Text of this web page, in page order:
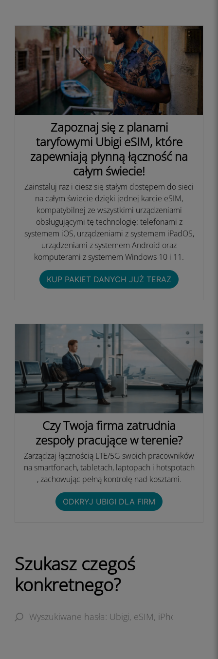
Zapoznaj się z planami
taryfowymi Ubigi eSIM, które
zapewniają płynną łączność na
całym świecie!
Zainstaluj raz i ciesz się stałym dostępem do sieci
na całym świecie dzięki jednej karcie eSIM,
kompatybilnej ze wszystkimi urządzeniami
obsługującymi tę technologię: telefonami z
systemem iOS, urządzeniami z systemem iPadOS,
urządzeniami z systemem Android oraz
komputerami z systemem Windows 10 i 11.
KUP PAKIET DANYCH JUŻ TERAZ
Czy Twoja firma zatrudnia
zespoły pracujące w terenie?
Zarządzaj łącznością LTE/5G swoich pracowników
na smartfonach, tabletach, laptopach i hotspotach
, zachowując pełną kontrolę nad kosztami.​
ODKRYJ UBIGI DLA FIRM​
Szukasz czegoś
konkretnego?